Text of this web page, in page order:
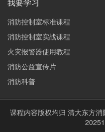
消防控制室标准课程
消防控制室实战课程
火灾报警器使用教程
消防公益宣传片
消防科普
课程内容版权均归 清大东方消